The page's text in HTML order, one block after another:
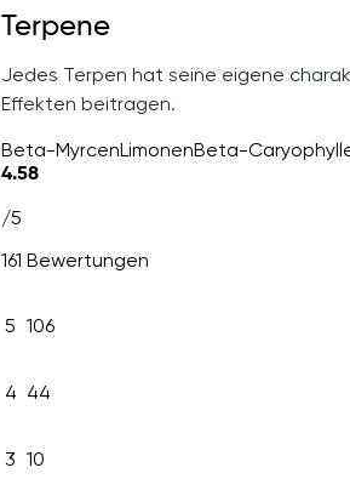
Terpene
Jedes Terpen hat seine eigene
Effekten beitragen.
Beta-MyrcenLimonenBeta-
4.58
/5
161 Bewertungen
5 106
4 44
3 10